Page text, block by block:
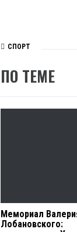
СПОРТ
ПО ТЕМЕ
Мемориал
Лобановского: